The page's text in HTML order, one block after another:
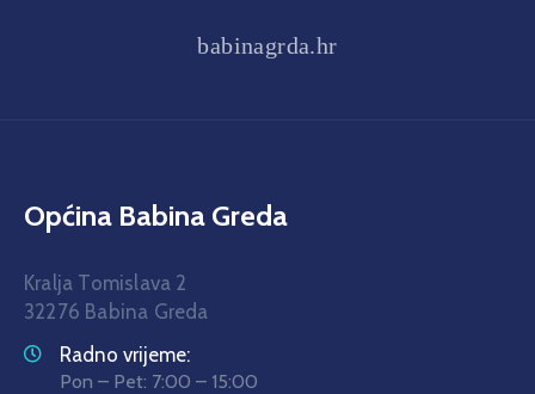
babinagrda.hr
Općina Babina Greda
Kralja Tomislava 2
32276 Babina Greda
Radno vrijeme:
Pon – Pet: 7:00 – 15:00